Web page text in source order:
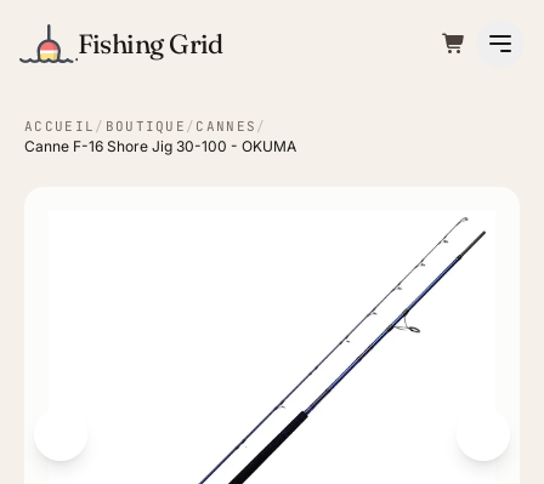
Fishing Grid
ACCUEIL / BOUTIQUE / CANNES /
Canne F-16 Shore Jig 30-100 - OKUMA